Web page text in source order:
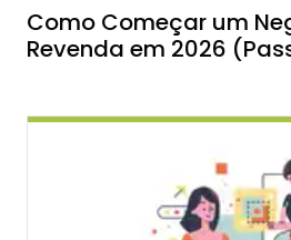
Como Começar um
Revenda em 2026